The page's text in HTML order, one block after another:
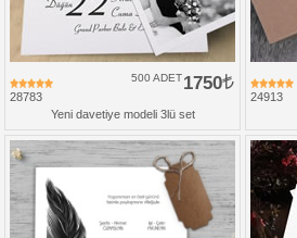
28783
1750
500 ADET
Yeni davetiye modeli 3lü set
24913